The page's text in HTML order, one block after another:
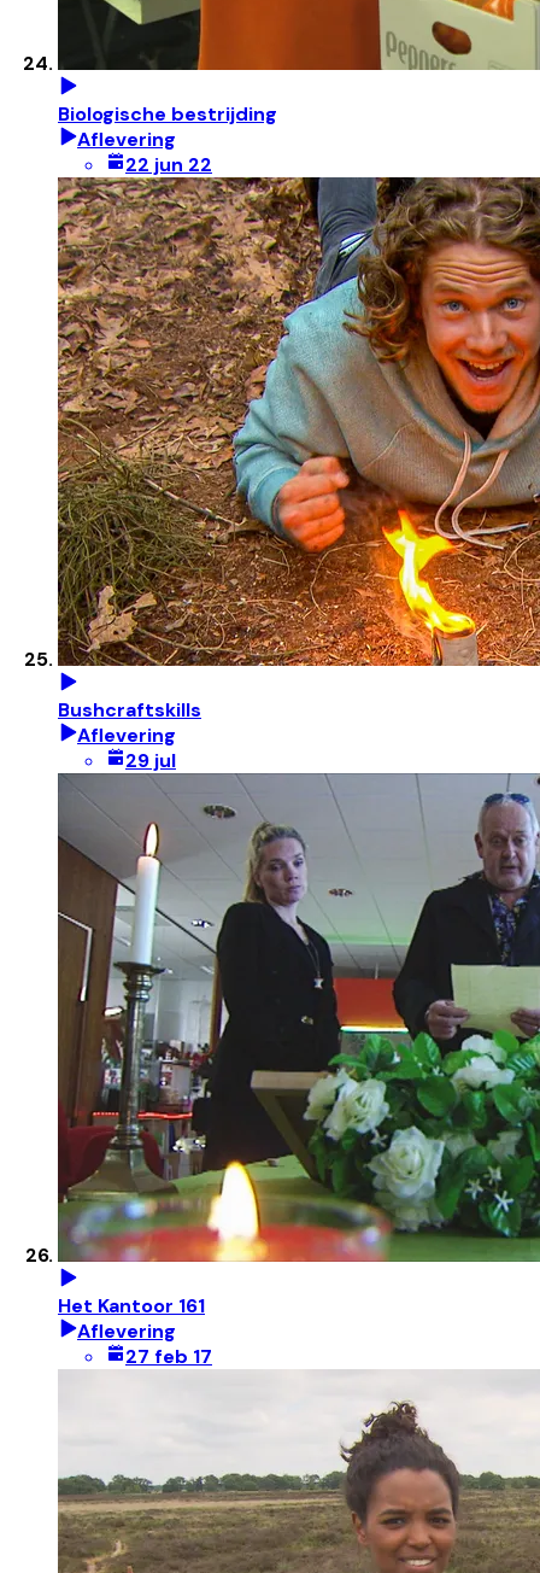
Biologische bestrijding
Aflevering
22 jun 22
Bushcraftskills
Aflevering
29 jul
Het Kantoor 161
Aflevering
27 feb 17